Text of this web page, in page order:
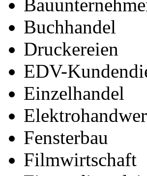
Buchhandel
Druckereien
EDV-
Einzelhandel
Fensterbau
Filmwirtschaft